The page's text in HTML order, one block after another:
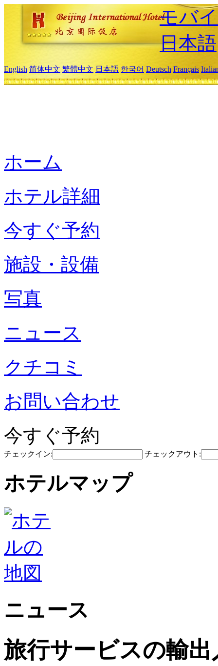
モバ
日本語
English 简体中文 繁體中文 日本語 한국어 Deutsch Français
ホーム
ホテル詳細
今すぐ予約
施設・設備
写真
ニュース
クチコミ
お問い合わせ
今すぐ予約
チェックイン: チェックアウト:
ホテルマップ
ニュース
旅行サービスの輸